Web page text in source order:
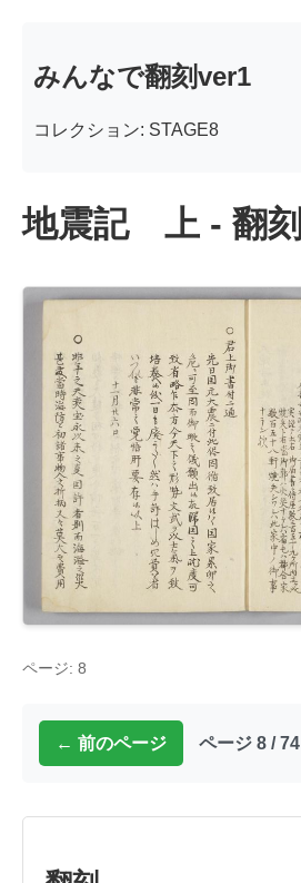
みんなで翻刻ver1
コレクション: STAGE8
地震記 上 - 翻刻
ページ: 8
← 前のページ ページ 8 / 74